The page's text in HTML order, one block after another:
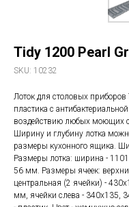
Tidy 1200 Pearl
SKU: 10232
Лоток для столовых приборов
пластика с
воздействию любых моющих
Ширину и глубину лотка
размеры кухонного ящика.
Размеры лотка: ширина -
56 мм. Размеры ячеек:
центральная (2 ячейки) -
мм, ячейки слева - 340х135,